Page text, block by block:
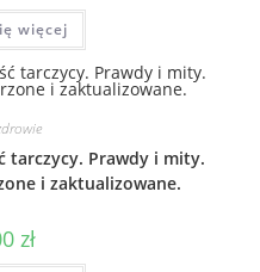
więcej
tarczycy. Prawdy i mity.
i zaktualizowane.
zł